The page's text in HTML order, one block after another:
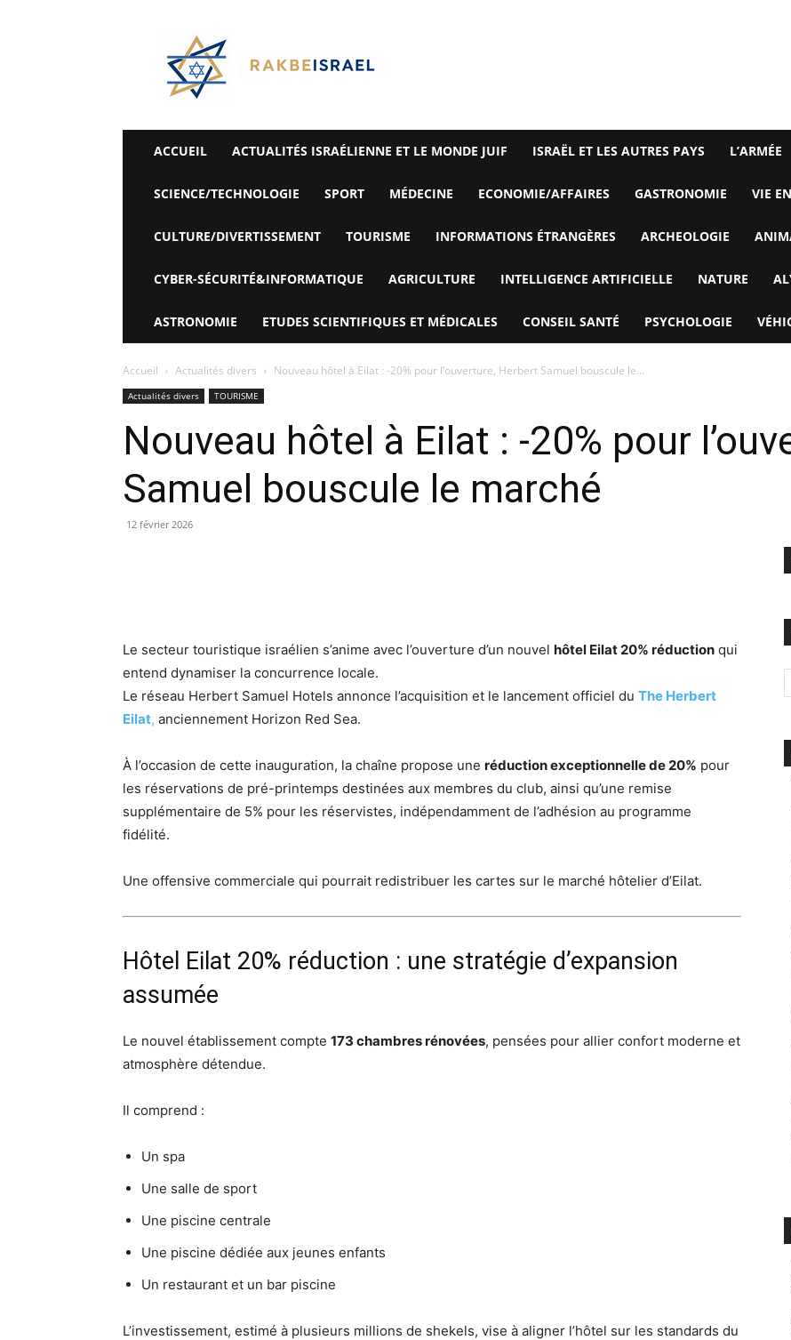
Rak
Be
Israel-
Alyaexpress-
News
ACCUEIL ACTUALITÉS ISRAÉLIENNE ET LE MONDE JUIF ISRAËL ET LES AUTRES PAYS L’ARMÉE
SCIENCE/TECHNOLOGIE SPORT MÉDECINE ECONOMIE/AFFAIRES GASTRONOMIE VIE
CULTURE/DIVERTISSEMENT TOURISME INFORMATIONS ÉTRANGÈRES ARCHEOLOGIE
CYBER-SÉCURITÉ&INFORMATIQUE AGRICULTURE INTELLIGENCE ARTIFICIELLE NATURE
ASTRONOMIE ETUDES SCIENTIFIQUES ET MÉDICALES CONSEIL SANTÉ PSYCHOLOGIE
Accueil Actualités divers Nouveau hôtel à Eilat : -20% pour l’ouverture, Herbert Samuel bouscule le...
Actualités divers TOURISME
Nouveau hôtel à Eilat : -20% pour
Samuel bouscule le marché
12 février 2026
Le secteur touristique israélien s’anime avec l’ouverture d’un nouvel hôtel Eilat 20% réduction qui
entend dynamiser la concurrence locale.
Le réseau Herbert Samuel Hotels annonce l’acquisition et le lancement officiel du The Herbert
Eilat, anciennement Horizon Red Sea.
À l’occasion de cette inauguration, la chaîne propose une réduction exceptionnelle de 20% pour
les réservations de pré-printemps destinées aux membres du club, ainsi qu’une remise
supplémentaire de 5% pour les réservistes, indépendamment de l’adhésion au programme
fidélité.
Une offensive commerciale qui pourrait redistribuer les cartes sur le marché hôtelier d’Eilat.
Hôtel Eilat 20% réduction : une stratégie d’expansion
assumée
Le nouvel établissement compte 173 chambres rénovées, pensées pour allier confort moderne et
atmosphère détendue.
Il comprend :
Un spa
Une salle de sport
Une piscine centrale
Une piscine dédiée aux jeunes enfants
Un restaurant et un bar piscine
L’investissement, estimé à plusieurs millions de shekels, vise à aligner l’hôtel sur les standards du